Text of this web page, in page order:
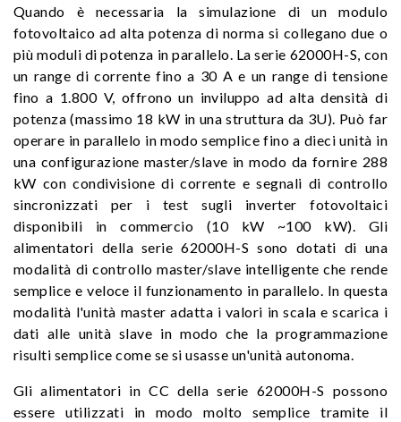
Quando è necessaria la simulazione di un modulo
fotovoltaico ad alta potenza di norma si collegano due o
più moduli di potenza in parallelo. La serie 62000H-S, con
un range di corrente fino a 30 A e un range di tensione
fino a 1.800 V, offrono un inviluppo ad alta densità di
potenza (massimo 18 kW in una struttura da 3U). Può far
operare in parallelo in modo semplice fino a dieci unità in
una configurazione master/slave in modo da fornire 288
kW con condivisione di corrente e segnali di controllo
sincronizzati per i test sugli inverter fotovoltaici
disponibili in commercio (10 kW ~100 kW). Gli
alimentatori della serie 62000H-S sono dotati di una
modalità di controllo master/slave intelligente che rende
semplice e veloce il funzionamento in parallelo. In questa
modalità l'unità master adatta i valori in scala e scarica i
dati alle unità slave in modo che la programmazione
risulti semplice come se si usasse un'unità autonoma.
Gli alimentatori in CC della serie 62000H-S possono
essere utilizzati in modo molto semplice tramite il